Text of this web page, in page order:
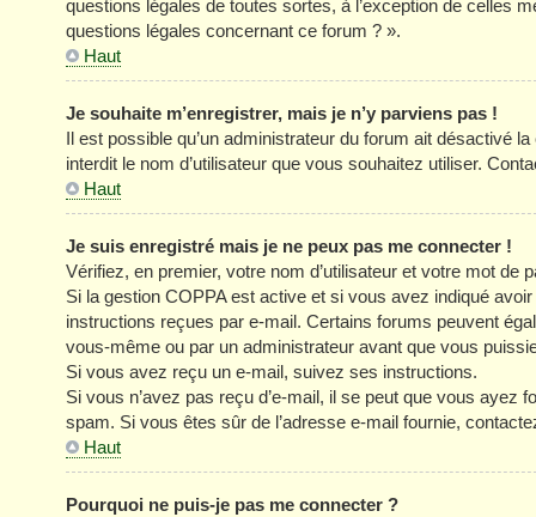
questions légales de toutes sortes, à l’exception de celles
questions légales concernant ce forum ? ».
Haut
Je souhaite m’enregistrer, mais je n’y parviens pas !
Il est possible qu’un administrateur du forum ait désactivé
interdit le nom d’utilisateur que vous souhaitez utiliser.
Haut
Je suis enregistré mais je ne peux pas me connecter !
Vérifiez, en premier, votre nom d’utilisateur et votre mot de
Si la gestion COPPA est active et si vous avez indiqué
instructions reçues par e-mail. Certains forums peuvent
vous-même ou par un administrateur avant que vous
Si vous avez reçu un e-mail, suivez ses instructions.
Si vous n’avez pas reçu d’e-mail, il se peut que vous ayez
spam. Si vous êtes sûr de l’adresse e-mail fournie,
Haut
Pourquoi ne puis-je pas me connecter ?